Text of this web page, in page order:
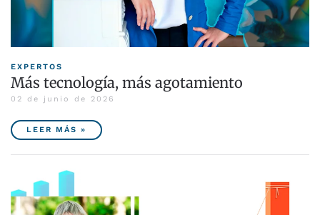
EXPERTOS
Más tecnología, más agotamiento
02 de junio de 2026
LEER MÁS »